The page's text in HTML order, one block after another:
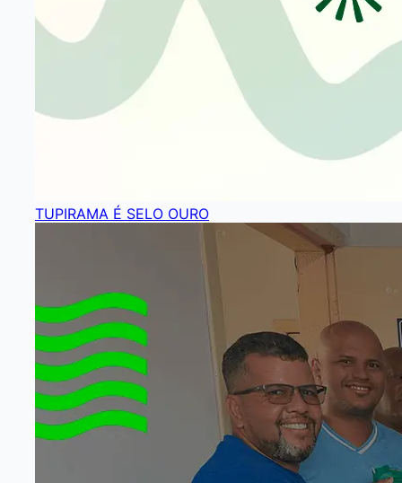
TUPIRAMA É SELO OURO